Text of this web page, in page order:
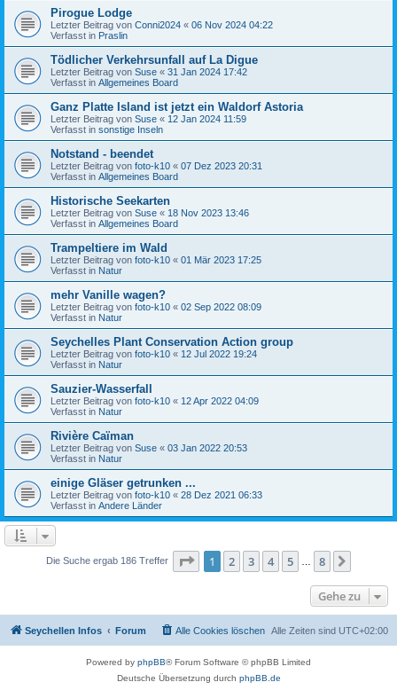
Pirogue Lodge
Letzter Beitrag von Conni2024 « 06 Nov 2024 04:22
Verfasst in Praslin
Tödlicher Verkehrsunfall auf La Digue
Letzter Beitrag von Suse « 31 Jan 2024 17:42
Verfasst in Allgemeines Board
Ganz Platte Island ist jetzt ein Waldorf Astoria
Letzter Beitrag von Suse « 12 Jan 2024 11:59
Verfasst in sonstige Inseln
Notstand - beendet
Letzter Beitrag von foto-k10 « 07 Dez 2023 20:31
Verfasst in Allgemeines Board
Historische Seekarten
Letzter Beitrag von Suse « 18 Nov 2023 13:46
Verfasst in Allgemeines Board
Trampeltiere im Wald
Letzter Beitrag von foto-k10 « 01 Mär 2023 17:25
Verfasst in Natur
mehr Vanille wagen?
Letzter Beitrag von foto-k10 « 02 Sep 2022 08:09
Verfasst in Natur
Seychelles Plant Conservation Action group
Letzter Beitrag von foto-k10 « 12 Jul 2022 19:24
Verfasst in Natur
Sauzier-Wasserfall
Letzter Beitrag von foto-k10 « 12 Apr 2022 04:09
Verfasst in Natur
Rivière Caïman
Letzter Beitrag von Suse « 03 Jan 2022 20:53
Verfasst in Natur
einige Gläser getrunken ...
Letzter Beitrag von foto-k10 « 28 Dez 2021 06:33
Verfasst in Andere Länder
Die Suche ergab 186 Treffer Seite 1von
1 2 3 4 5 8
Gehe zu
Seychellen Infos Forum Alle Zeiten sind UTC+02:00
Alle Cookies löschen
Powered by phpBB® Forum Software © phpBB Limited
Deutsche Übersetzung durch phpBB.de